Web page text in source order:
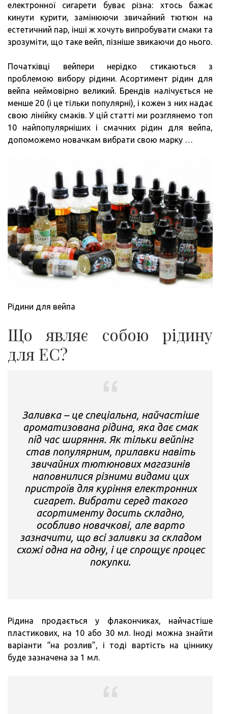
електронної сигарети буває різна: хтось бажає
кинути курити, замінюючи звичайний тютюн на
естетичний пар, інші ж хочуть випробувати смаки та
зрозуміти, що таке вейп, пізніше звикаючи до нього.
Початківці вейпери нерідко стикаються з
проблемою вибору рідини. Асортимент рідин для
вейпа неймовірно великий. Брендів налічується не
менше 20 (і це тільки популярні), і кожен з них надає
свою лінійку смаків. У цій статті ми розглянемо топ
10 найпопулярніших і смачних рідин для вейпа,
допоможемо новачкам вибрати свою марку …
Рідини для вейпа
Що являє собою рідину
для ЕС?
Заливка – це спеціальна, найчастіше
ароматизована рідина, яка дає смак
під час ширяння. Як тільки вейпінг
став популярним, прилавки навіть
звичайних тютюнових магазинів
наповнилися різними видами цих
пристроїв для куріння електронних
сигарет. Вибрати серед такого
асортименту досить складно,
особливо новачкові, але варто
зазначити, що всі заливки за складом
схожі одна на одну, і це спрощує процес
покупки.
Рідина продається у флакончиках, найчастіше
пластикових, на 10 або 30 мл. Іноді можна знайти
варіанти “на розлив”, і тоді вартість на ціннику
буде зазначена за 1 мл.